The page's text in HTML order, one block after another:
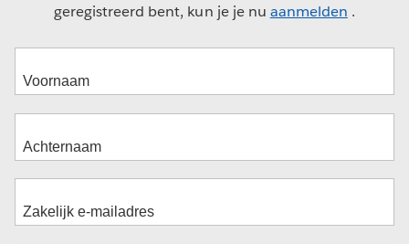
geregistreerd bent, kun je je nu aanmelden .